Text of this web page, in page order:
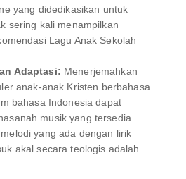
yang didedikasikan untuk
sering kali menampilkan
Lagu Anak Sekolah
Adaptasi: Menerjemahkan
anak-anak Kristen berbahasa
bahasa Indonesia dapat
musik yang tersedia.
yang ada dengan lirik
akal secara teologis adalah